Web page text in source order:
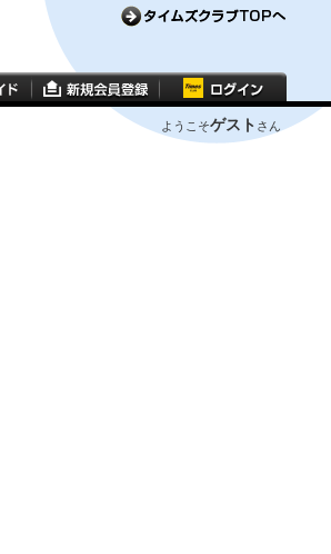
ようこそゲスト さん